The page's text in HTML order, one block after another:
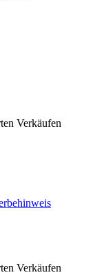
Verkäufen
Verkäufen